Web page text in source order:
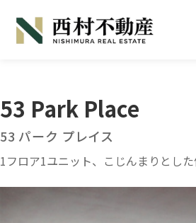
53 Park Place
53 パーク プレイス
1フロア1ユニット、こじんまりとし